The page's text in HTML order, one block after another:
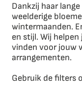
Dankzij haar
weelderige
wintermaanden.
en stijl. Wij
vinden voor jouw
arrangementen.
Gebruik de filters